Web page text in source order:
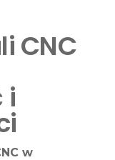
CNC
i
w